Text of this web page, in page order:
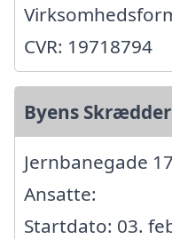
CVR: 19718794
Byens
Jernbanegade
Ansatte:
Startdato: 03.